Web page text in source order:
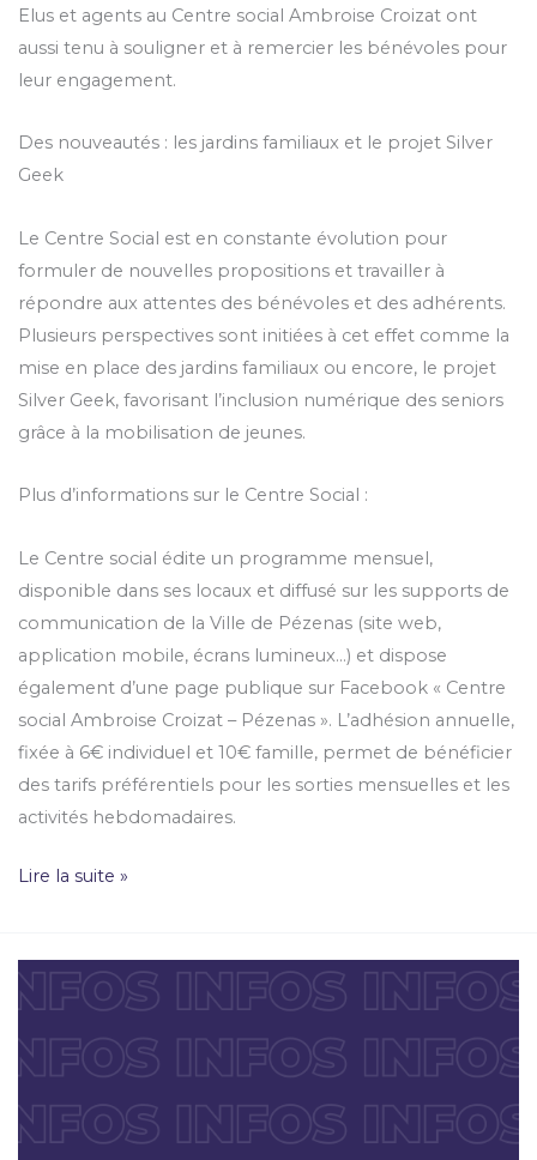
Elus et agents au Centre social Ambroise Croizat ont
aussi tenu à souligner et à remercier les bénévoles pour
leur engagement.
Des nouveautés : les jardins familiaux et le projet Silver
Geek
Le Centre Social est en constante évolution pour
formuler de nouvelles propositions et travailler à
répondre aux attentes des bénévoles et des adhérents.
Plusieurs perspectives sont initiées à cet effet comme la
mise en place des jardins familiaux ou encore, le projet
Silver Geek, favorisant l’inclusion numérique des seniors
grâce à la mobilisation de jeunes.
Plus d’informations sur le Centre Social :
Le Centre social édite un programme mensuel,
disponible dans ses locaux et diffusé sur les supports de
communication de la Ville de Pézenas (site web,
application mobile, écrans lumineux…) et dispose
également d’une page publique sur Facebook « Centre
social Ambroise Croizat – Pézenas ». L’adhésion annuelle,
fixée à 6€ individuel et 10€ famille, permet de bénéficier
des tarifs préférentiels pour les sorties mensuelles et les
activités hebdomadaires.
Lire la suite »
Une
carte
d’urgence
pour
désigner
une